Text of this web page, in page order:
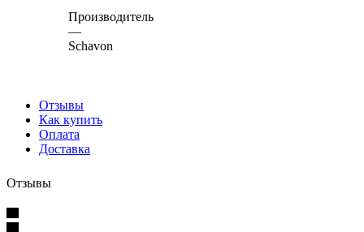
Производитель
—
Schavon
Отзывы
Как купить
Оплата
Доставка
Отзывы